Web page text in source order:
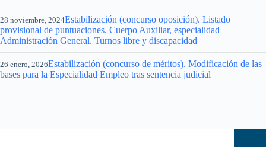
28 noviembre, 2024Estabilización (concurso oposición). Listado
provisional de puntuaciones. Cuerpo Auxiliar, especialidad
Administración General. Turnos libre y discapacidad
26 enero, 2026Estabilización (concurso de méritos). Modificación de las
bases para la Especialidad Empleo tras sentencia judicial